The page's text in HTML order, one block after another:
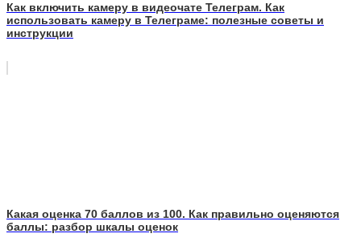
Как включить камеру в видеочате Телеграм. Как
использовать камеру в Телеграме: полезные советы и
инструкции
Какая оценка 70 баллов из 100. Как правильно оценяются
баллы: разбор шкалы оценок